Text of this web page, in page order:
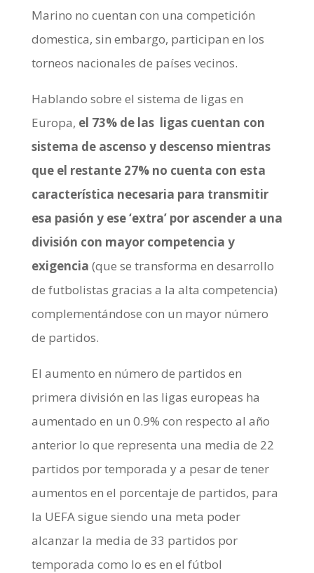
Marino no cuentan con una competición
domestica, sin embargo, participan en los
torneos nacionales de países vecinos.
Hablando sobre el sistema de ligas en
Europa, el 73% de las ligas cuentan con
sistema de ascenso y descenso mientras
que el restante 27% no cuenta con esta
característica necesaria para transmitir
esa pasión y ese ‘extra’ por ascender a una
división con mayor competencia y
exigencia (que se transforma en desarrollo
de futbolistas gracias a la alta competencia)
complementándose con un mayor número
de partidos.
El aumento en número de partidos en
primera división en las ligas europeas ha
aumentado en un 0.9% con respecto al año
anterior lo que representa una media de 22
partidos por temporada y a pesar de tener
aumentos en el porcentaje de partidos, para
la UEFA sigue siendo una meta poder
alcanzar la media de 33 partidos por
temporada como lo es en el fútbol